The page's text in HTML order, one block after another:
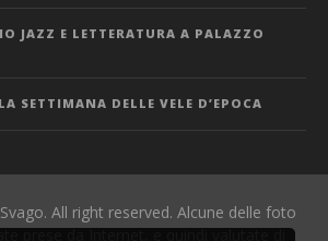
JAZZ E LETTERATURA A PALAZZO
SETTIMANA DELLE VELE D’EPOCA
All right reserved. Alcune delle foto